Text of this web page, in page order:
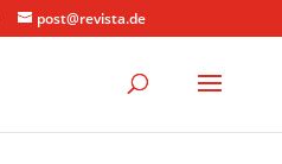
post@revista.de